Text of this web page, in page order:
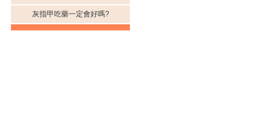
灰指甲吃藥一定會好嗎?